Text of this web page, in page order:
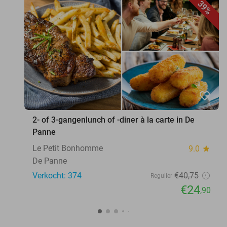
39%
favorite_border
2- of 3-gangenlunch of -diner à la carte in De
Panne
Le Petit Bonhomme
9.0 star
De Panne
Verkocht: 374
Regulier €40,75
€24,90